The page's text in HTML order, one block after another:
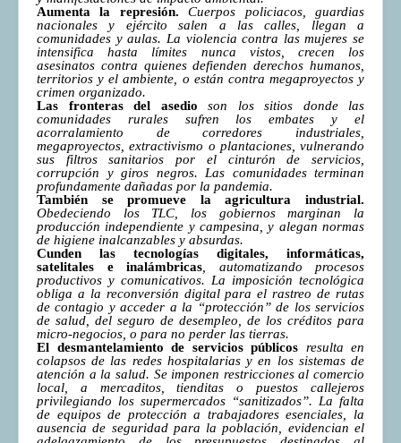
Aumenta la represión.Cuerpos policiacos, guardias
nacionales y ejército salen a las calles, llegan a
comunidades y aulas. La violencia contra las mujeres se
intensifica hasta límites nunca vistos, crecen los
asesinatos contra quienes defienden derechos humanos,
territorios y el ambiente, o están contra megaproyectos y
crimen organizado.
Las fronteras del asedio son los sitios donde las
comunidades rurales sufren los embates y el
acorralamiento de corredores industriales,
megaproyectos, extractivismo o plantaciones, vulnerando
sus filtros sanitarios por el cinturón de servicios,
corrupción y giros negros. Las comunidades terminan
profundamente dañadas por la pandemia.
También se promueve la agricultura industrial.
Obedeciendo los TLC, los gobiernos marginan la
producción independiente y campesina, y alegan normas
de higiene inalcanzables y absurdas.
Cunden las tecnologías digitales, informáticas,
satelitales e inalámbricas , automatizando procesos
productivos y comunicativos. La imposición tecnológica
obliga a la reconversión digital para el rastreo de rutas
de contagio y acceder a la “protección” de los servicios
de salud, del seguro de desempleo, de los créditos para
micro-negocios, o para no perder las tierras.
El desmantelamiento de servicios públicos resulta en
colapsos de las redes hospitalarias y en los sistemas de
atención a la salud. Se imponen restricciones al comercio
local, a mercaditos, tienditas o puestos callejeros
privilegiando los supermercados “sanitizados”. La falta
de equipos de protección a trabajadores esenciales, la
ausencia de seguridad para la población, evidencian el